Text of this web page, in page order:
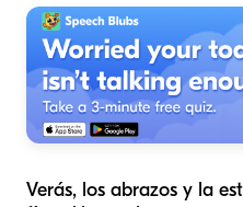
Verás, los abrazos y la